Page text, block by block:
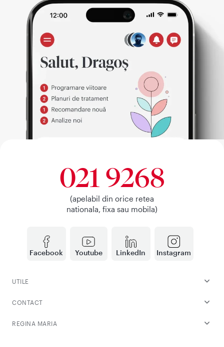
Facebook Youtube LinkedIn Instagram
021 9268
(apelabil din orice retea
nationala, fixa sau mobila)
UTILE
CONTACT
REGINA MARIA